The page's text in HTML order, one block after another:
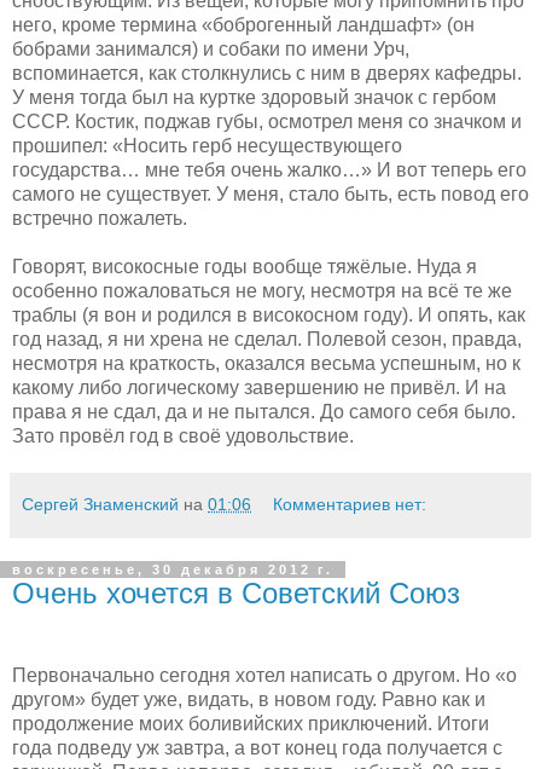
него, кроме термина «боброгенный ландшафт» (он
бобрами занимался) и собаки по имени Урч,
вспоминается, как столкнулись с ним в дверях кафедры.
У меня тогда был на куртке здоровый значок с гербом
СССР. Костик, поджав губы, осмотрел меня со значком и
прошипел: «Носить герб несуществующего
государства… мне тебя очень жалко…» И вот теперь его
самого не существует. У меня, стало быть, есть повод его
встречно пожалеть.
Говорят, високосные годы вообще тяжёлые. Нуда я
особенно пожаловаться не могу, несмотря на всё те же
траблы (я вон и родился в високосном году). И опять, как
год назад, я ни хрена не сделал. Полевой сезон, правда,
несмотря на краткость, оказался весьма успешным, но к
какому либо логическому завершению не привёл. И на
права я не сдал, да и не пытался. До самого себя было.
Зато провёл год в своё удовольствие.
Сергей Знаменский на 01:06 Комментариев нет:
воскресенье, 30 декабря 2012 г.
Очень хочется в Советский Союз
Первоначально сегодня хотел написать о другом. Но «о
другом» будет уже, видать, в новом году. Равно как и
продолжение моих боливийских приключений. Итоги
года подведу уж завтра, а вот конец года получается с